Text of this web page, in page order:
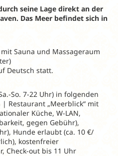
seine Lage direkt an der
Das Meer befindet sich in
Sauna und Massageraum
Deutsch statt.
So. 7-22 Uhr) in folgenden
Restaurant „Meerblick“ mit
Küche, W-LAN,
gegen Gebühr),
Hunde erlaubt (ca. 10 €/
kostenfreier
Check-out bis 11 Uhr